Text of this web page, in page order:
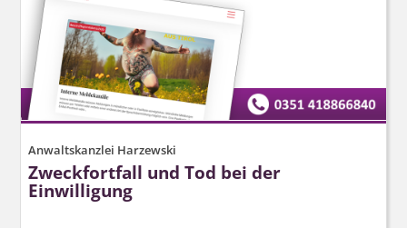
Anwaltskanzlei Harzewski
Zweckfortfall und Tod bei der
Einwilligung